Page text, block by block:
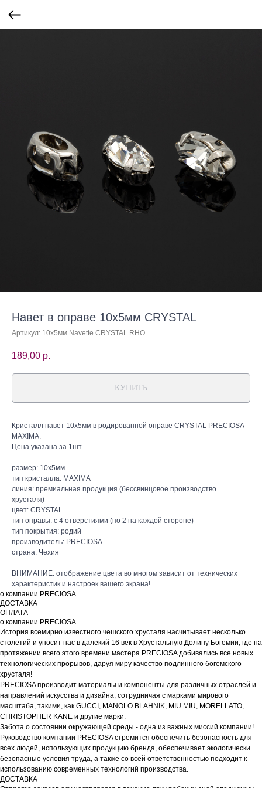
Навет в оправе 10х5мм CRYSTAL
Артикул: 10х5мм Navette CRYSTAL RHO
189,00 р.
КУПИТЬ
Кристалл навет 10х5мм в родированной оправе CRYSTAL PRECIOSA
MAXIMA.
Цена указана за 1шт.
размер: 10х5мм
тип кристалла: MAXIMA
линия: премиальная продукция (бессвинцовое производство
хрусталя)
цвет: CRYSTAL
тип оправы: с 4 отверстиями (по 2 на каждой стороне)
тип покрытия: родий
производитель: PRECIOSA
страна: Чехия
ВНИМАНИЕ: отображение цвета во многом зависит от технических
характеристик и настроек вашего экрана!
о компании PRECIOSA
ДОСТАВКА
ОПЛАТА
о компании PRECIOSA
История всемирно известного чешского хрусталя насчитывает несколько
столетий и уносит нас в далекий 16 век в Хрустальную Долину Богемии, где на
протяжении всего этого времени мастера PRECIOSA добивались все новых
технологических прорывов, даруя миру качество подлинного богемского
хрусталя!
PRECIOSA производит материалы и компоненты для различных отраслей и
направлений искусства и дизайна, сотрудничая с марками мирового
масштаба, такими, как GUCCI, MANOLO BLAHNIK, MIU MIU, MORELLATO,
CHRISTOPHER KANE и другие марки.
Забота о состоянии окружающей среды - одна из важных миссий компании!
Руководство компании PRECIOSA стремится обеспечить безопасность для
всех людей, использующих продукцию бренда, обеспечивает экологически
безопасные условия труда, а также со всей ответственностью подходит к
использованию современных технологий производства.
ДОСТАВКА